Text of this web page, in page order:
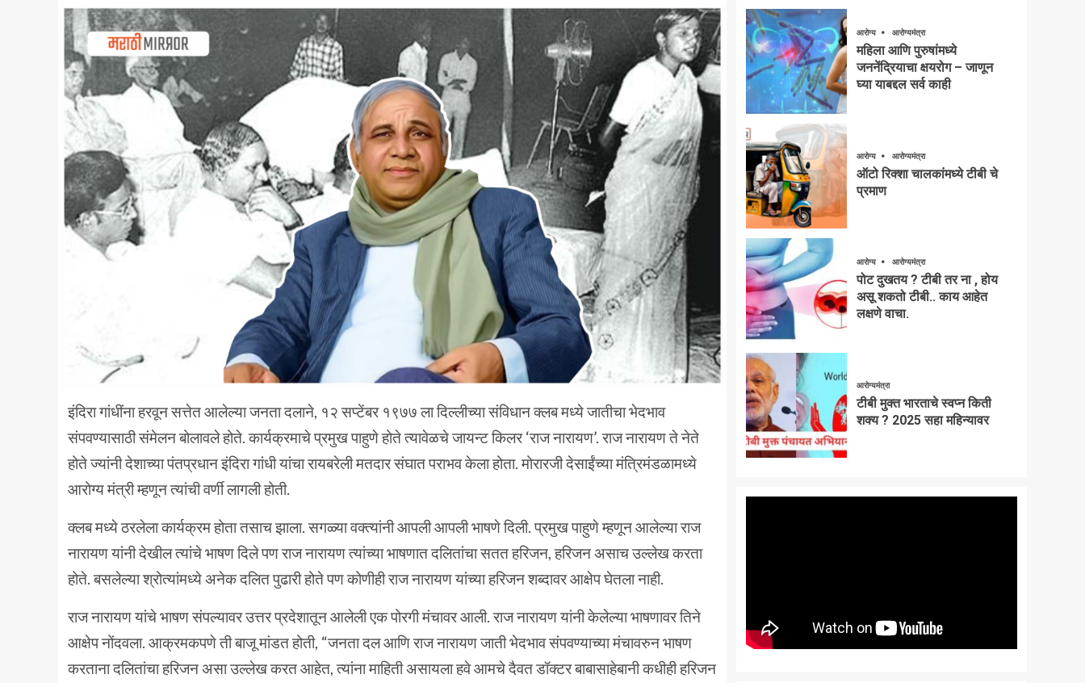
इंदिरा गांधींना हरवून सत्तेत आलेल्या जनता दलाने, १२ सप्टेंबर १९७७ ला दिल्लीच्या संविधान क्लब मध्ये जातीचा भेदभाव
संपवण्यासाठी संमेलन बोलावले होते. कार्यक्रमाचे प्रमुख पाहुणे होते त्यावेळचे जायन्ट किलर ‘राज नारायण’. राज नारायण ते नेते
होते ज्यांनी देशाच्या पंतप्रधान इंदिरा गांधी यांचा रायबरेली मतदार संघात पराभव केला होता. मोरारजी देसाईंच्या मंत्रिमंडळामध्ये
आरोग्य मंत्री म्हणून त्यांची वर्णी लागली होती.
क्लब मध्ये ठरलेला कार्यक्रम होता तसाच झाला. सगळ्या वक्त्यांनी आपली आपली भाषणे दिली. प्रमुख पाहुणे म्हणून आलेल्या राज
नारायण यांनी देखील त्यांचे भाषण दिले पण राज नारायण त्यांच्या भाषणात दलितांचा सतत हरिजन, हरिजन असाच उल्लेख करता
होते. बसलेल्या श्रोत्यांमध्ये अनेक दलित पुढारी होते पण कोणीही राज नारायण यांच्या हरिजन शब्दावर आक्षेप घेतला नाही.
राज नारायण यांचे भाषण संपल्यावर उत्तर प्रदेशातून आलेली एक पोरगी मंचावर आली. राज नारायण यांनी केलेल्या भाषणावर तिने
आक्षेप नोंदवला. आक्रमकपणे ती बाजू मांडत होती, “जनता दल आणि राज नारायण जाती भेदभाव संपवण्याच्या मंचावरुन भाषण
करताना दलितांचा हरिजन असा उल्लेख करत आहेत, त्यांना माहिती असायला हवे आमचे दैवत डॉक्टर बाबासाहेबानी कधीही हरिजन
आरोग्य आरोग्यमंत्रा
महिला आणि पुरुषांमध्ये
जननेंद्रियाचा क्षयरोग – जाणून
घ्या याबद्दल सर्व काही
आरोग्य आरोग्यमंत्रा
ऑटो रिक्शा चालकांमध्ये टीबी चे
प्रमाण
आरोग्य आरोग्यमंत्रा
पोट दुखतय ? टीबी तर ना , होय
असू शकतो टीबी.. काय आहेत
लक्षणे वाचा.
आरोग्यमंत्रा
टीबी मुक्त भारताचे स्वप्न किती
शक्य ? 2025 सहा महिन्यावर